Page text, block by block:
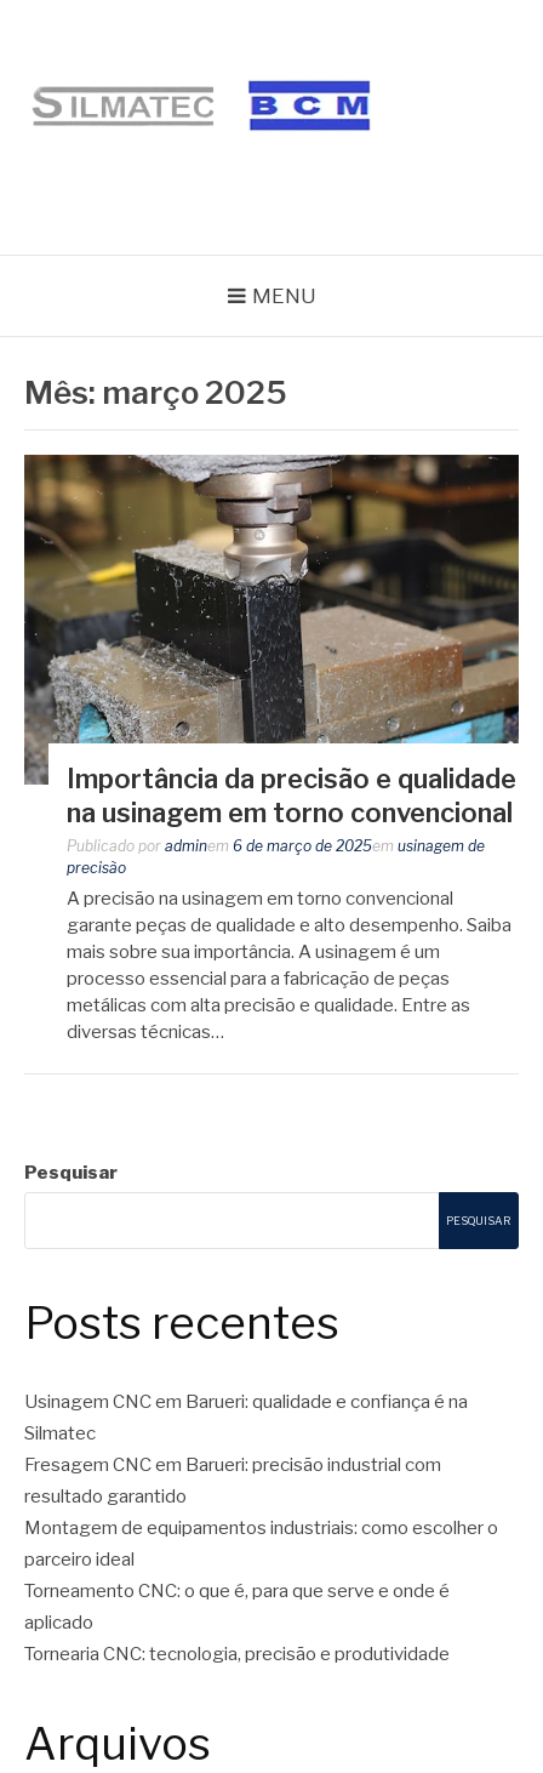
conteúdo
MENU
Mês: março 2025
Importância da precisão e qualidade
na usinagem em torno convencional
Publicado por adminem 6 de março de 2025em usinagem de
precisão
A precisão na usinagem em torno convencional
garante peças de qualidade e alto desempenho. Saiba
mais sobre sua importância. A usinagem é um
processo essencial para a fabricação de peças
metálicas com alta precisão e qualidade. Entre as
diversas técnicas…
Pesquisar
PESQUISAR
Posts recentes
Usinagem CNC em Barueri: qualidade e confiança é na
Silmatec
Fresagem CNC em Barueri: precisão industrial com
resultado garantido
Montagem de equipamentos industriais: como escolher o
parceiro ideal
Torneamento CNC: o que é, para que serve e onde é
aplicado
Tornearia CNC: tecnologia, precisão e produtividade
Arquivos